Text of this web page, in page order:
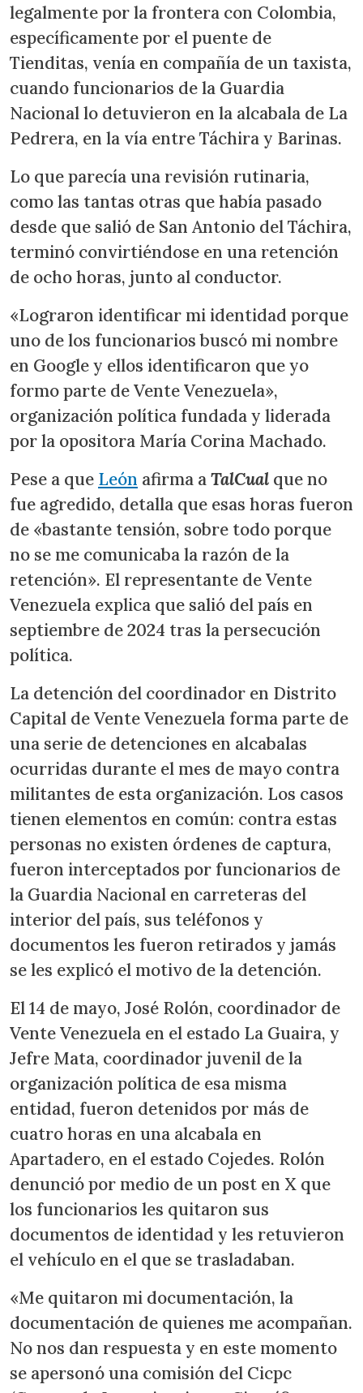
legalmente por la frontera con Colombia,
específicamente por el puente de
Tienditas, venía en compañía de un taxista,
cuando funcionarios de la Guardia
Nacional lo detuvieron en la alcabala de La
Pedrera, en la vía entre Táchira y Barinas.
Lo que parecía una revisión rutinaria,
como las tantas otras que había pasado
desde que salió de San Antonio del Táchira,
terminó convirtiéndose en una retención
de ocho horas, junto al conductor.
«Lograron identificar mi identidad porque
uno de los funcionarios buscó mi nombre
en Google y ellos identificaron que yo
formo parte de Vente Venezuela»,
organización política fundada y liderada
por la opositora María Corina Machado.
Pese a que León afirma aTalCual que no
fue agredido, detalla que esas horas fueron
de «bastante tensión, sobre todo porque
no se me comunicaba la razón de la
retención». El representante de Vente
Venezuela explica que salió del país en
septiembre de 2024 tras la persecución
política.
La detención del coordinador en Distrito
Capital de Vente Venezuela forma parte de
una serie de detenciones en alcabalas
ocurridas durante el mes de mayo contra
militantes de esta organización. Los casos
tienen elementos en común: contra estas
personas no existen órdenes de captura,
fueron interceptados por funcionarios de
la Guardia Nacional en carreteras del
interior del país, sus teléfonos y
documentos les fueron retirados y jamás
se les explicó el motivo de la detención.
El 14 de mayo, José Rolón, coordinador de
Vente Venezuela en el estado La Guaira, y
Jefre Mata, coordinador juvenil de la
organización política de esa misma
entidad, fueron detenidos por más de
cuatro horas en una alcabala en
Apartadero, en el estado Cojedes. Rolón
denunció por medio de un post en X que
los funcionarios les quitaron sus
documentos de identidad y les retuvieron
el vehículo en el que se trasladaban.
«Me quitaron mi documentación, la
documentación de quienes me acompañan.
No nos dan respuesta y en este momento
se apersonó una comisión del Cicpc